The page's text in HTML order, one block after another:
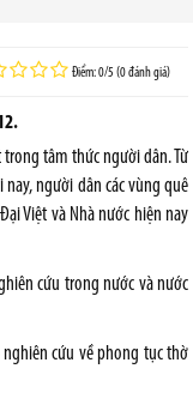
Điểm: 0/5 (0 đánh giá)
tâm thức người dân. Từ
người dân các vùng quê
Việt và Nhà nước hiện nay
cứu trong nước và nước
cứu về phong tục thờ